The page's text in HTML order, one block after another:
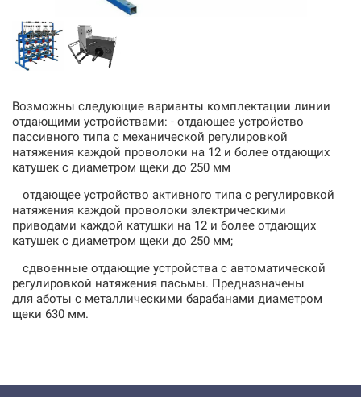
Возможны следующие варианты комплектации линии
отдающими устройствами: - отдающее устройство
пассивного типа с механической регулировкой
натяжения каждой проволоки на 12 и более отдающих
катушек с диаметром щеки до 250 мм
отдающее устройство активного типа с регулировкой
натяжения каждой проволоки электрическими
приводами каждой катушки на 12 и более отдающих
катушек с диаметром щеки до 250 мм;
сдвоенные отдающие устройства с автоматической
регулировкой натяжения пасьмы. Предназначены
для аботы с металлическими барабанами диаметром
щеки 630 мм.